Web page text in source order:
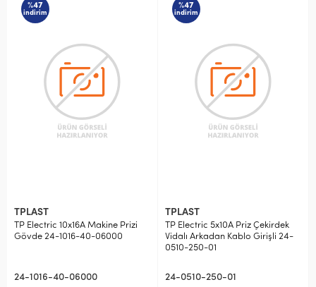
%47
indirim
TPLAST
TP Electric 10x16A Makine Prizi
Gövde 24-1016-40-06000
24-1016-40-06000
%47
indirim
TPLAST
TP Electric 5x10A Priz Çekirdek
Vidalı Arkadan Kablo Girişli 24-
0510-250-01
24-0510-250-01